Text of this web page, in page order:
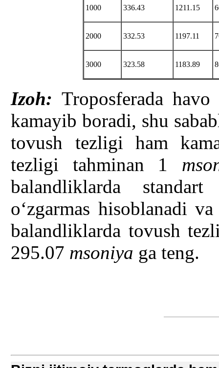
1000 336.43 1211.15
2000 332.53 1197.11
3000 323.58 1183.89
Izoh: Troposferada
kamayib boradi, shu
tovush tezligi ham
tezligi tahminan 1 m
balandliklarda
o‘zgarmas hisoblanadi
balandliklarda tovush
295.07 msoniya ga teng.